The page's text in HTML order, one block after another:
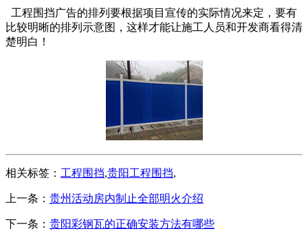
工程围挡广告的排列要根据项目宣传的实际情况来定，要有
比较明晰的排列示意图，这样才能让施工人员和开发商看得清
楚明白！
相关标签： 工程围挡,贵阳工程围挡,
上一条： 贵州活动房内制止全部明火介绍
下一条： 贵阳彩钢瓦的正确安装方法有哪些